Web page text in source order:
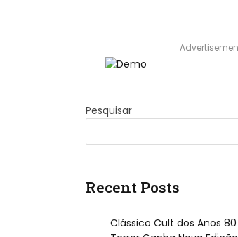
Pesquisar
Recent Posts
Clássico Cult dos Anos